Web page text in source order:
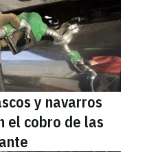
y navarros
el cobro de las